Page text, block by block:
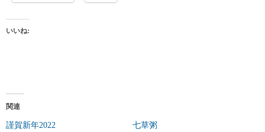
いいね:
関連
謹賀新年2022
七草粥